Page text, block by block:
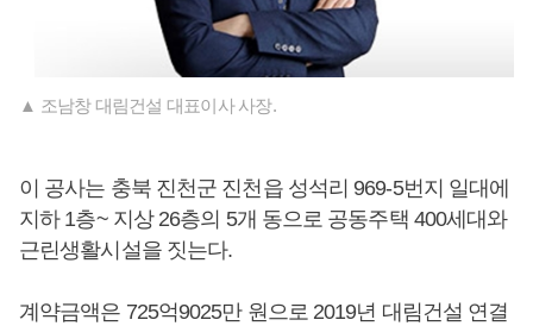
▲ 조남창 대림건설 대표이사 사장.
이 공사는 충북 진천군 진천읍 성석리 969-5번지 일대에
지하 1층~ 지상 26층의 5개 동으로 공동주택 400세대와
근린생활시설을 짓는다.
계약금액은 725억9025만 원으로 2019년 대림건설 연결